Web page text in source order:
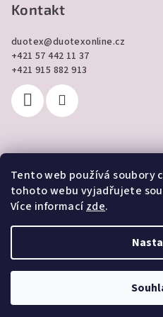
Tento web používá soubory
tohoto webu vyjadřujete
Více informacízde.
Kontakt
duotex@duotexonline.cz
+421 57 442 11 37
+421 915 882 913
Přijímáme online